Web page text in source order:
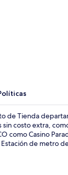
de Tienda
costo extra,
como Casino
de metro